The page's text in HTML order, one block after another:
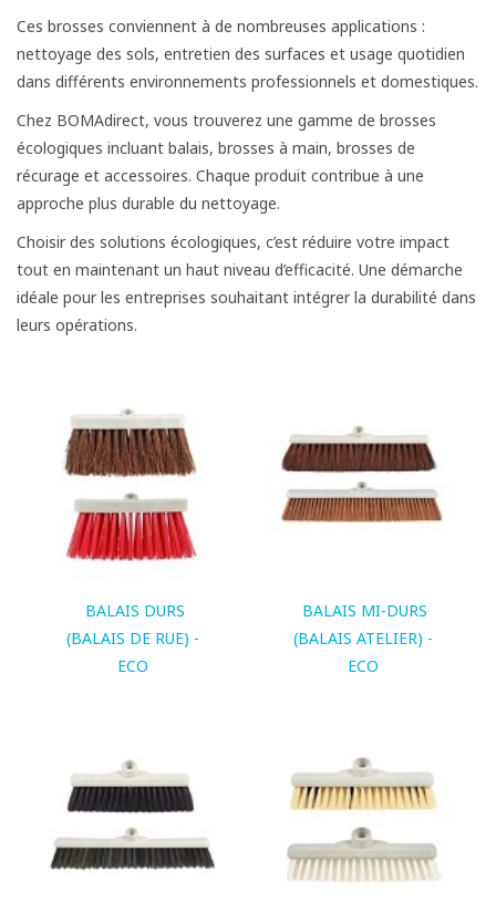
Ces brosses conviennent à de nombreuses applications :
nettoyage des sols, entretien des surfaces et usage quotidien
dans différents environnements professionnels et domestiques.
Chez BOMAdirect, vous trouverez une gamme de brosses
écologiques incluant balais, brosses à main, brosses de
récurage et accessoires. Chaque produit contribue à une
approche plus durable du nettoyage.
Choisir des solutions écologiques, c’est réduire votre impact
tout en maintenant un haut niveau d’efficacité. Une démarche
idéale pour les entreprises souhaitant intégrer la durabilité dans
leurs opérations.
BALAIS DURS
(BALAIS DE RUE) -
ECO
BALAIS MI-DURS
(BALAIS ATELIER) -
ECO